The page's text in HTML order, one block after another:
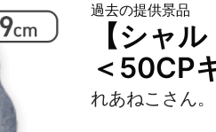
過去の提供景品
【シャ
＜50CP
れあねこさん